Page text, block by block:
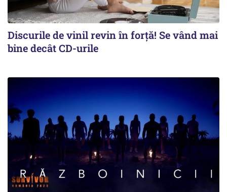
Discurile de vinil revin în forţă! Se vând mai
bine decât CD-urile